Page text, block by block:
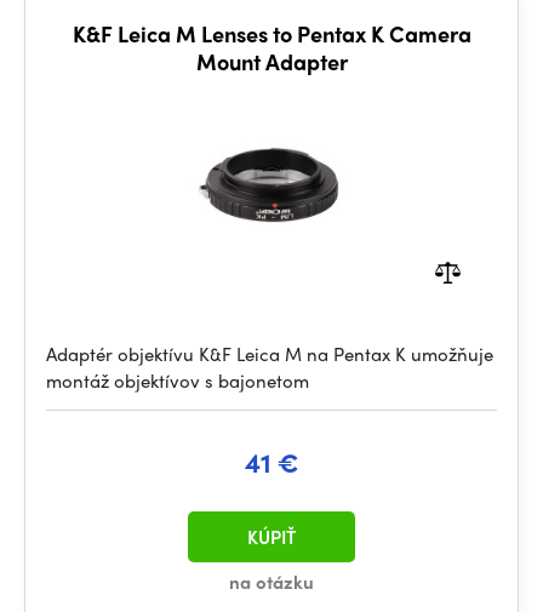
K&F Leica M Lenses to Pentax K Camera
Mount Adapter
Adaptér objektívu K&F Leica M na Pentax K umožňuje
montáž objektívov s bajonetom
41 €
na otázku
KÚPIŤ